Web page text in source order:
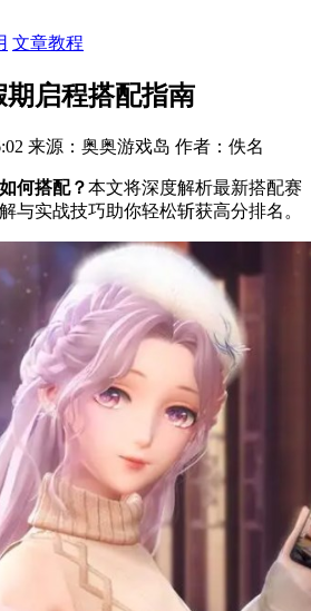
文章教程
启程搭配指南
来源：奥奥游戏岛 作者：佚名
何搭配？本文将深度解析最新搭配赛
与实战技巧助你轻松斩获高分排名。